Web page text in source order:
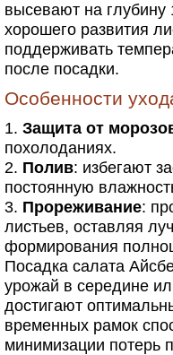
высевают на
хорошего развития
поддерживать
после посадки.
Особенности
Защита от
похолоданиях.
Полив: избегают
постоянную
Прореживание:
листьев, оставляя
формирования
Посадка салата
урожай в середине
достигают
временных рамок
минимизации потерь